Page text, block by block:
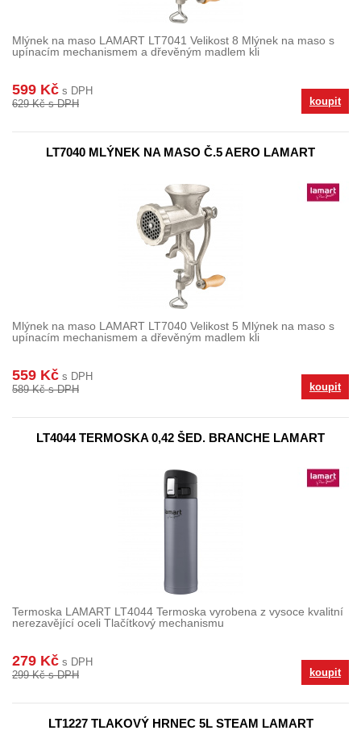
Mlýnek na maso LAMART LT7041 Velikost 8 Mlýnek na maso s
upínacím mechanismem a dřevěným madlem kli
599 Kč s DPH
629 Kč s DPH
koupit
LT7040 MLÝNEK NA MASO Č.5 AERO LAMART
Mlýnek na maso LAMART LT7040 Velikost 5 Mlýnek na maso s
upínacím mechanismem a dřevěným madlem kli
559 Kč s DPH
589 Kč s DPH
koupit
LT4044 TERMOSKA 0,42 ŠED. BRANCHE LAMART
Termoska LAMART LT4044 Termoska vyrobena z vysoce kvalitní
nerezavějící oceli Tlačítkový mechanismu
279 Kč s DPH
299 Kč s DPH
koupit
LT1227 TLAKOVÝ HRNEC 5L STEAM LAMART